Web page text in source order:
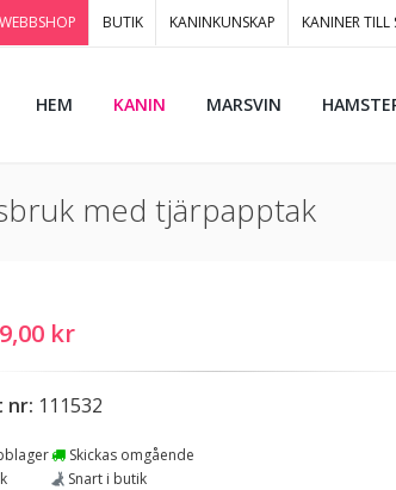
WEBBSHOP BUTIK KANINKUNSKAP KANINER TILL
HEM KANIN MARSVIN
med tjärpapptak
kr
nr: 111532
Skickas omgående
Snart i butik